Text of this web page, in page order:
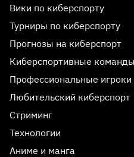
Вики по киберспорту
Турниры по киберспорту
Прогнозы на киберспорт
Киберспортивные команды
Профессиональные
Любительский киберспорт
Стриминг
Технологии
Аниме и манга